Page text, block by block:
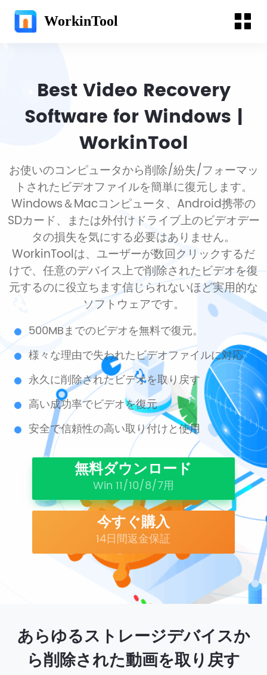
WorkinTool
Best Video Recovery
Software for Windows |
WorkinTool
お使いのコンピュータから削除/紛失/フォーマッ
トされたビデオファイルを簡単に復元します。
Windows＆Macコンピュータ、Android携帯の
SDカード、または外付けドライブ上のビデオデー
タの損失を気にする必要はありません。
WorkinToolは、ユーザーが数回クリックするだ
けで、任意のデバイス上で削除されたビデオを復
元するのに役立ちます信じられないほど実用的な
ソフトウェアです。
500MBまでのビデオを無料で復元。
様々な理由で失われたビデオファイルに対応
永久に削除されたビデオを取り戻す
高い成功率でビデオを復元
安全で信頼性の高い取り付けと使用
無料ダウンロード
Win 11/10/8/7用
今すぐ購入
14日間返金保証
あらゆるストレージデバイスか
ら削除された動画を取り戻す